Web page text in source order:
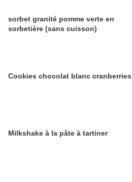
sorbet granité pomme verte en
sorbetière (sans cuisson)
Cookies chocolat blanc cranberries
Milkshake à la pâte à tartiner